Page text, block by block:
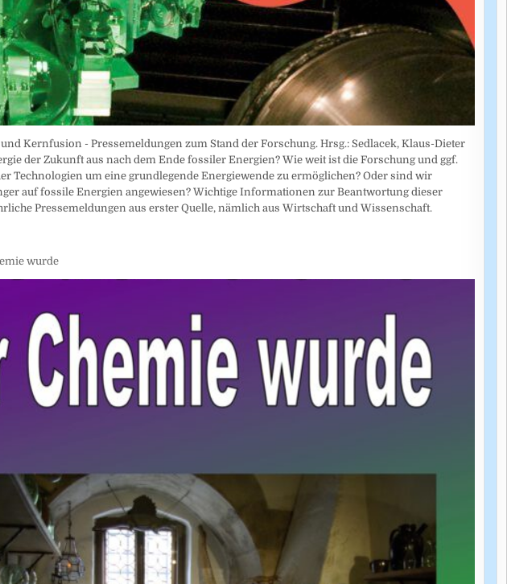
Kernfusion - Pressemeldungen zum Stand der Forschung. Hrsg.: Sedlacek, Klaus-Dieter
der Zukunft aus nach dem Ende fossiler Energien? Wie weit ist die Forschung und ggf.
Technologien um eine grundlegende Energiewende zu ermöglichen? Oder sind wir
auf fossile Energien angewiesen? Wichtige Informationen zur Beantwortung dieser
Pressemeldungen aus erster Quelle, nämlich aus Wirtschaft und Wissenschaft.
wurde